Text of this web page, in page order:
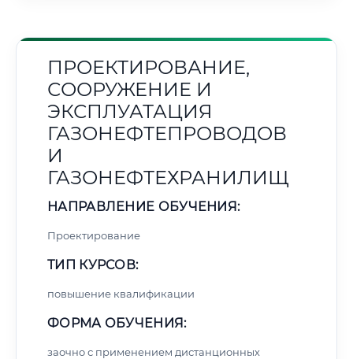
ПРОЕКТИРОВАНИЕ,
СООРУЖЕНИЕ И
ЭКСПЛУАТАЦИЯ
ГАЗОНЕФТЕПРОВОДОВ
И
ГАЗОНЕФТЕХРАНИЛИЩ
НАПРАВЛЕНИЕ ОБУЧЕНИЯ:
Проектирование
ТИП КУРСОВ:
повышение квалификации
ФОРМА ОБУЧЕНИЯ:
заочно с применением дистанционных